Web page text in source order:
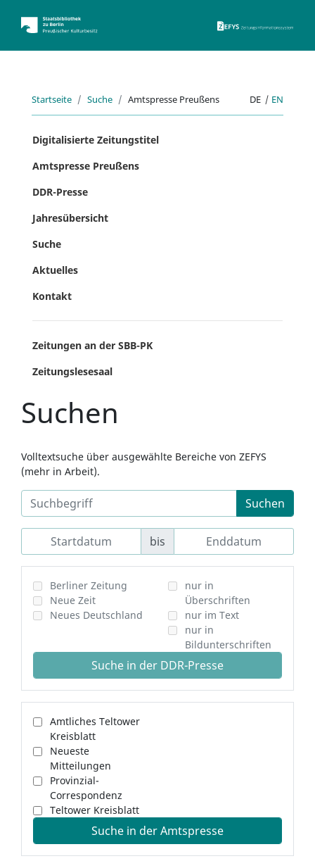
Startseite Suche Amtspresse Preußens DE | EN
Digitalisierte Zeitungstitel
Amtspresse Preußens
DDR-Presse
Jahresübersicht
Suche
Aktuelles
Kontakt
Zeitungen an der SBB-PK
Zeitungslesesaal
Suchen
Volltextsuche über ausgewählte Bereiche von ZEFYS
(mehr in Arbeit).
Suchen
bis
Berliner Zeitung
Neue Zeit
Neues Deutschland
nur in
Überschriften
nur im Text
nur in
Bildunterschriften
Suche in der DDR-Presse
Amtliches Teltower
Kreisblatt
Neueste
Mitteilungen
Provinzial-
Correspondenz
Teltower Kreisblatt
Suche in der Amtspresse